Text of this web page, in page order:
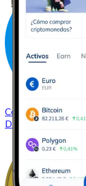
ComprarDash
DASH